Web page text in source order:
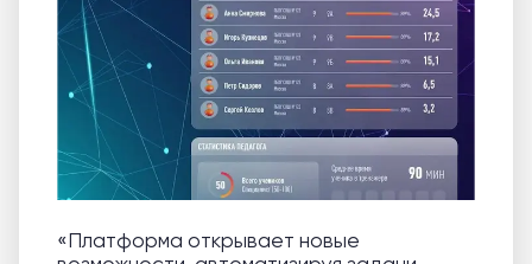
«Платформа открывает новые